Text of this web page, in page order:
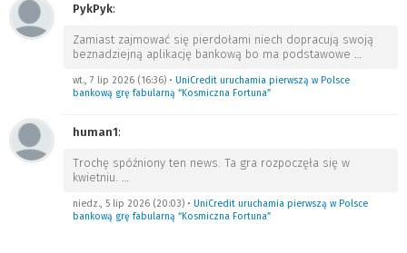
PykPyk:
Zamiast zajmować się pierdołami niech dopracują swoją
beznadziejną aplikację bankową bo ma podstawowe …
wt., 7 lip 2026 (16:36) • UniCredit uruchamia pierwszą w Polsce
bankową grę fabularną “Kosmiczna Fortuna”
human1:
Trochę spóźniony ten news. Ta gra rozpoczęła się w
kwietniu. …
niedz., 5 lip 2026 (20:03) • UniCredit uruchamia pierwszą w Polsce
bankową grę fabularną “Kosmiczna Fortuna”